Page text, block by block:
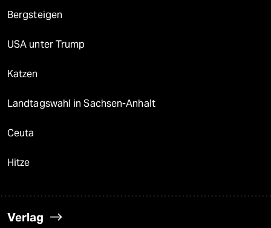
Bergsteigen
USA unter Trump
Katzen
Landtagswahl in Sachsen-Anhalt
Ceuta
Hitze
Verlag